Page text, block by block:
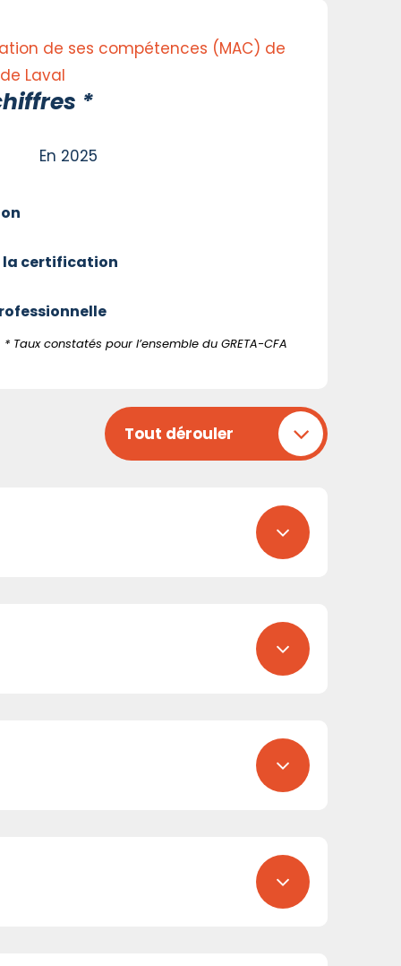
de ses compétences (MAC) de
Laval
*
En 2025
la certification
* Taux constatés pour l’ensemble du GRETA-CFA
Tout dérouler